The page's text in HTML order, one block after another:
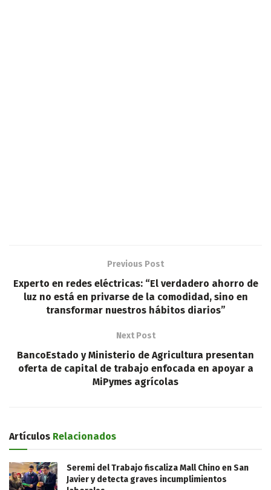
Previous Post
Experto en redes eléctricas: “El verdadero ahorro de
luz no está en privarse de la comodidad, sino en
transformar nuestros hábitos diarios”
Next Post
BancoEstado y Ministerio de Agricultura presentan
oferta de capital de trabajo enfocada en apoyar a
MiPymes agrícolas
Artículos Relacionados
Seremi del Trabajo fiscaliza Mall Chino en San
Javier y detecta graves incumplimientos